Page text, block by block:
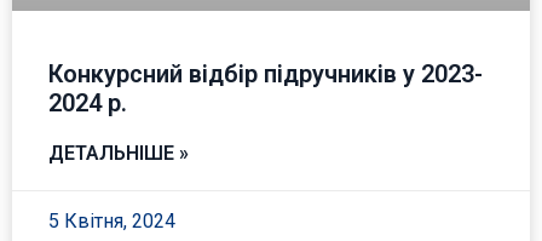
Конкурсний відбір підручників у 2023-
2024 р.
ДЕТАЛЬНІШЕ »
5 Квітня, 2024